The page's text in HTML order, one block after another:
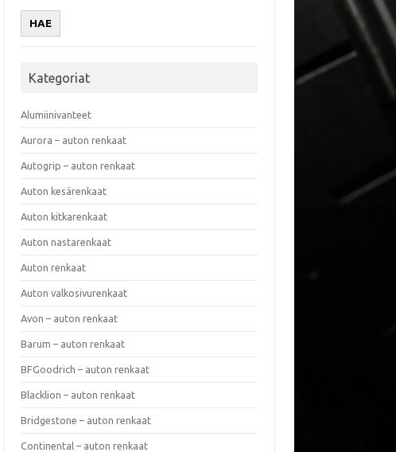
HAE
Kategoriat
Alumiinivanteet
Aurora – auton renkaat
Autogrip – auton renkaat
Auton kesärenkaat
Auton kitkarenkaat
Auton nastarenkaat
Auton renkaat
Auton valkosivurenkaat
Avon – auton renkaat
Barum – auton renkaat
BFGoodrich – auton renkaat
Blacklion – auton renkaat
Bridgestone – auton renkaat
Continental – auton renkaat